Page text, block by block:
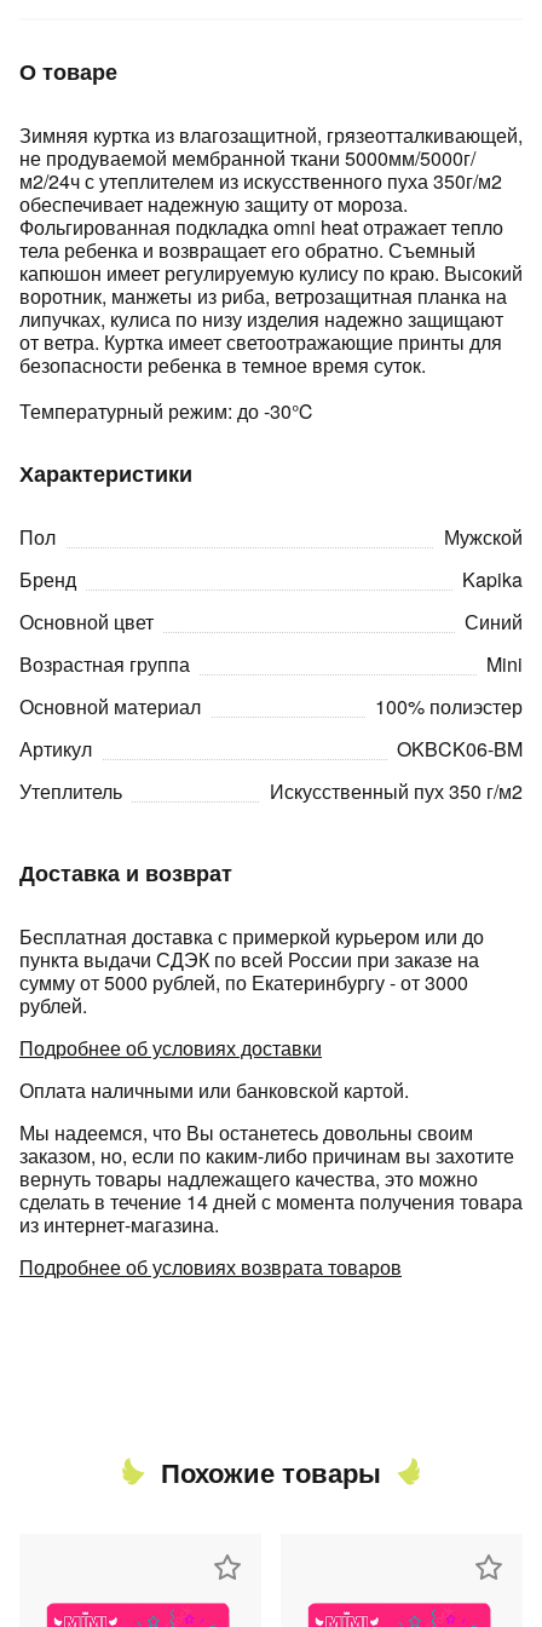
Доставка и возврат
Бесплатная доставка с примеркой курьером или до
пункта выдачи СДЭК по всей России при заказе на
сумму от 5000 рублей, по Екатеринбургу - от 3000
рублей.
Подробнее об условиях доставки
Оплата наличными или банковской картой.
Мы надеемся, что Вы останетесь довольны своим
заказом, но, если по каким-либо причинам вы захотите
вернуть товары надлежащего качества, это можно
сделать в течение 14 дней с момента получения товара
из интернет-магазина.
Подробнее об условиях возврата товаров
О товаре
Зимняя куртка из влагозащитной, грязеотталкивающей,
не продуваемой мембранной ткани 5000мм/5000г/
м2/24ч с утеплителем из искусственного пуха 350г/м2
обеспечивает надежную защиту от мороза.
Фольгированная подкладка omni heat отражает тепло
тела ребенка и возвращает его обратно. Съемный
капюшон имеет регулируемую кулису по краю. Высокий
воротник, манжеты из риба, ветрозащитная планка на
липучках, кулиса по низу изделия надежно защищают
от ветра. Куртка имеет светоотражающие принты для
безопасности ребенка в темное время суток.
Температурный режим: до -30℃
Характеристики
Пол
Мужской
Бренд
Kapika
Основной цвет
Синий
Возрастная группа
Mini
Основной материал
100% полиэстер
Артикул
OKBCK06-BM
Утеплитель
Искусственный пух 350 г/м2
Похожие товары
25
раз в 2
недели
Остались вопросы?
8 800 302-02-51
plait.ru